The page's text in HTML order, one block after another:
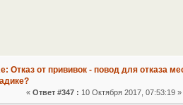
Отказ от прививок - повод для отказа
«Ответ #347 : 10 Октября 2017, 07:53:19 »